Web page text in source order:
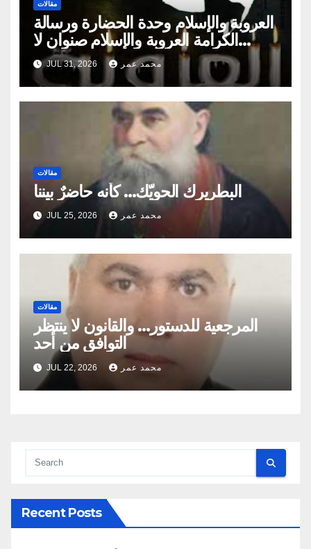
مقالات
العروبة والإسلام وحدة الحضارة ورسالة
الكرامة العروبة والإسلام صنوان لا
ينفصلان
JUL 31, 2026 محمد عمر
مقالات
البطريرك الحويّك… كأنه حاضرٌ بيننا
JUL 25, 2026 محمد عمر
مقالات
المرجعية للدستور… والقانون لا ينتظر
التوافق من أحد
JUL 22, 2026 محمد عمر
Recent Posts